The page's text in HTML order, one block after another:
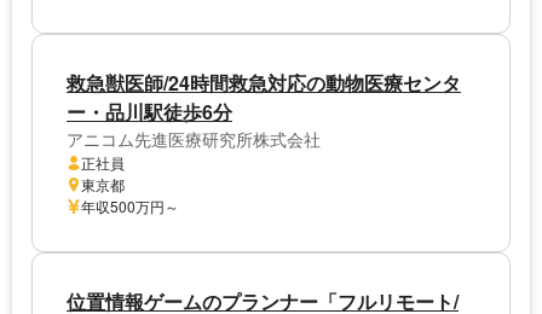
救急獣医師/24時間救急対応の動物医療センタ
ー・品川駅徒歩6分
アニコム先進医療研究所株式会社
正社員
東京都
年収500万円～
位置情報ゲームのプランナー「フルリモート/